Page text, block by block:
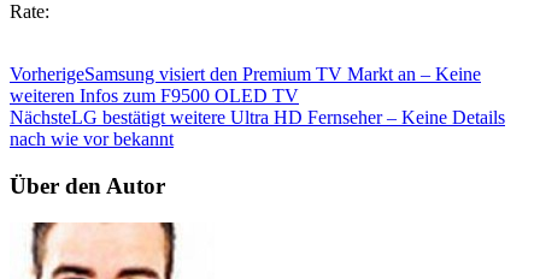
Rate:
VorherigeSamsung visiert den Premium TV Markt an – Keine
weiteren Infos zum F9500 OLED TV
NächsteLG bestätigt weitere Ultra HD Fernseher – Keine Details
nach wie vor bekannt
Über den Autor